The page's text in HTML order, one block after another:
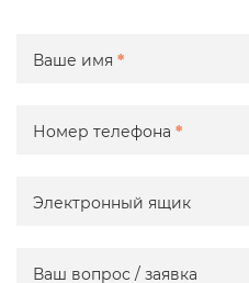
Ваше имя *
Номер телефона *
Электронный ящик
Ваш вопрос / заявка